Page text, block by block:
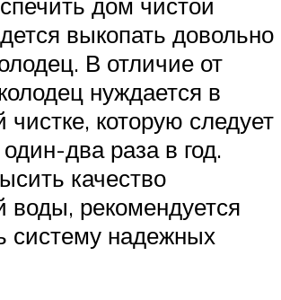
выкопать довольно
В отличие от
нуждается в
чистке, которую следует
два раза в год.
качество
воды, рекомендуется
систему надежных